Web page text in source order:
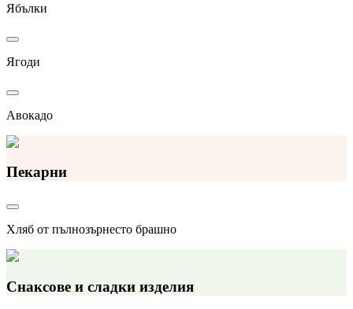
Ябълки
Ягоди
Авокадо
Пекарни
Хляб от пълнозърнесто брашно
Снаксове и сладки изделия